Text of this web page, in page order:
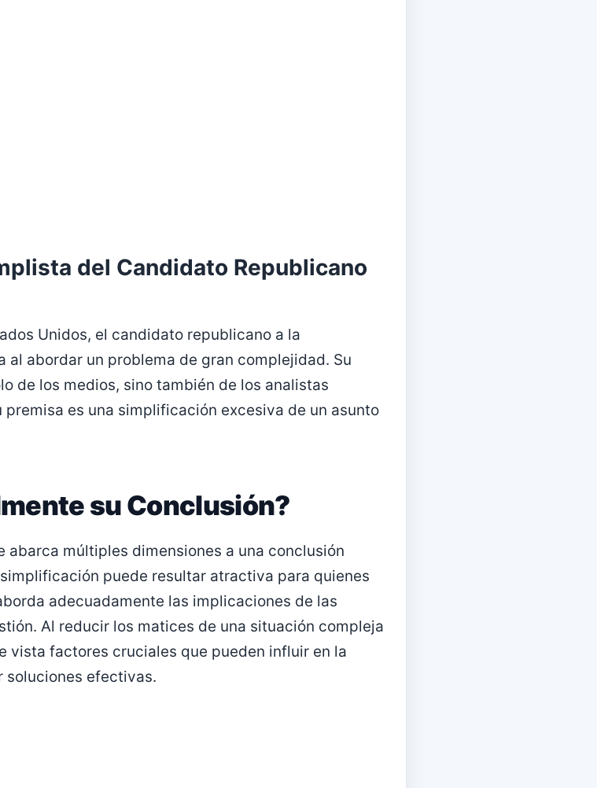
del Candidato Republicano
Unidos, el candidato republicano a la
abordar un problema de gran complejidad. Su
de los medios, sino también de los analistas
es una simplificación excesiva de un asunto
su Conclusión?
abarca múltiples dimensiones a una conclusión
puede resultar atractiva para quienes
adecuadamente las implicaciones de las
Al reducir los matices de una situación compleja
vista factores cruciales que pueden influir en la
soluciones efectivas.